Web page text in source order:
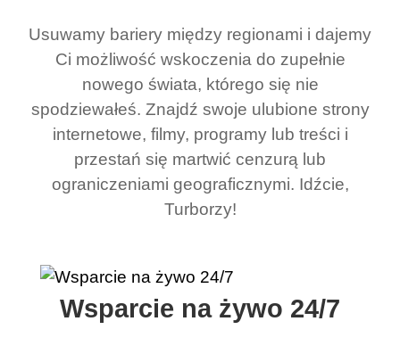
Usuwamy bariery między regionami i dajemy
Ci możliwość wskoczenia do zupełnie
nowego świata, którego się nie
spodziewałeś. Znajdź swoje ulubione strony
internetowe, filmy, programy lub treści i
przestań się martwić cenzurą lub
ograniczeniami geograficznymi. Idźcie,
Turborzy!
Wsparcie na żywo 24/7